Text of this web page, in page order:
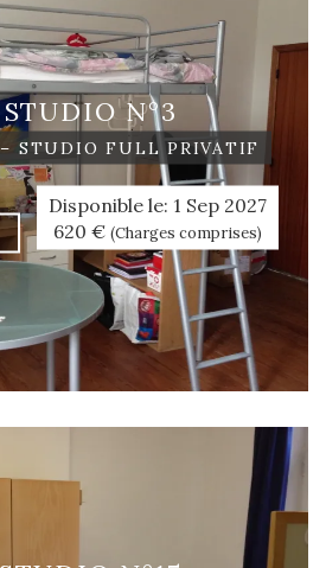
N°3
STUDIO FULL PRIVATIF
Disponible le: 1 Sep 2027
620 € (Charges comprises)